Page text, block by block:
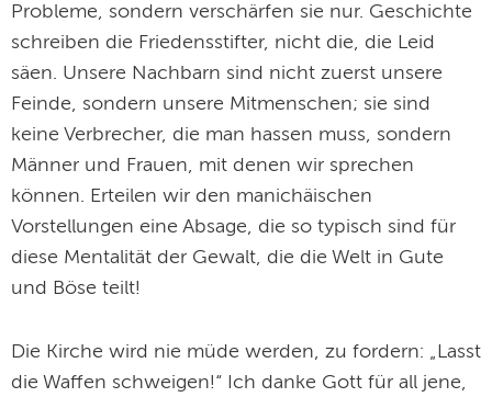
Probleme, sondern verschärfen sie nur. Geschichte
schreiben die Friedensstifter, nicht die, die Leid
säen. Unsere Nachbarn sind nicht zuerst unsere
Feinde, sondern unsere Mitmenschen; sie sind
keine Verbrecher, die man hassen muss, sondern
Männer und Frauen, mit denen wir sprechen
können. Erteilen wir den manichäischen
Vorstellungen eine Absage, die so typisch sind für
diese Mentalität der Gewalt, die die Welt in Gute
und Böse teilt!
Die Kirche wird nie müde werden, zu fordern: „Lasst
die Waffen schweigen!“ Ich danke Gott für all jene,